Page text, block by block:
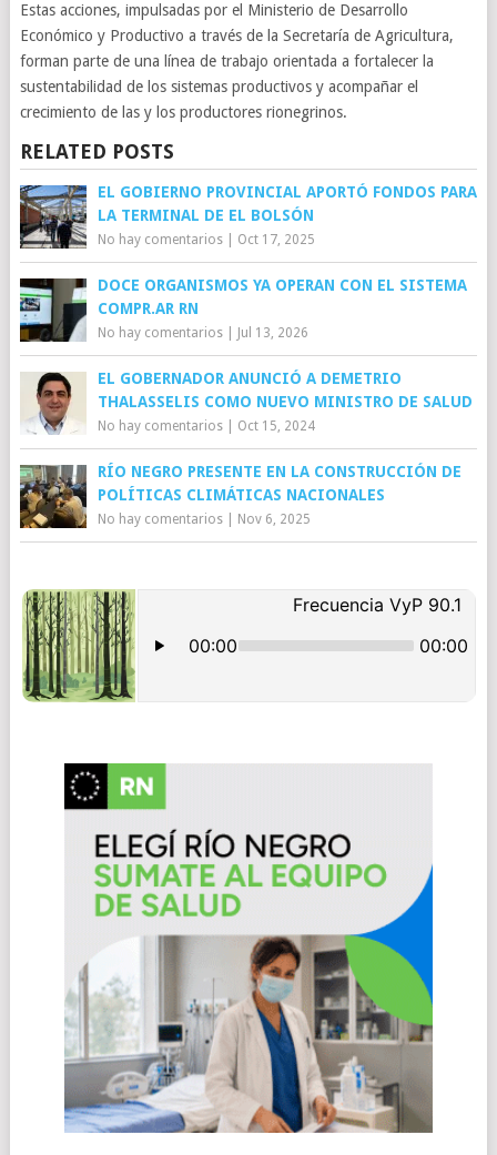
Estas acciones, impulsadas por el Ministerio de Desarrollo
Económico y Productivo a través de la Secretaría de Agricultura,
forman parte de una línea de trabajo orientada a fortalecer la
sustentabilidad de los sistemas productivos y acompañar el
crecimiento de las y los productores rionegrinos.
RELATED POSTS
EL GOBIERNO PROVINCIAL APORTÓ FONDOS PARA
LA TERMINAL DE EL BOLSÓN
No hay comentarios| Oct 17, 2025
DOCE ORGANISMOS YA OPERAN CON EL SISTEMA
COMPR.AR RN
No hay comentarios| Jul 13, 2026
EL GOBERNADOR ANUNCIÓ A DEMETRIO
THALASSELIS COMO NUEVO MINISTRO DE SALUD
No hay comentarios| Oct 15, 2024
RÍO NEGRO PRESENTE EN LA CONSTRUCCIÓN DE
POLÍTICAS CLIMÁTICAS NACIONALES
No hay comentarios| Nov 6, 2025